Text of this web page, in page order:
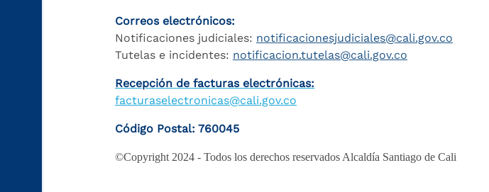
Correos electrónicos:
Notificaciones judiciales: notificacionesjudiciales@cali.gov.co
Tutelas e incidentes: notificacion.tutelas@cali.gov.co
Recepción de facturas electrónicas:
facturaselectronicas@cali.gov.co
Código Postal: 760045
©Copyright 2024 - Todos los derechos reservados Alcaldía Santiago de Cali